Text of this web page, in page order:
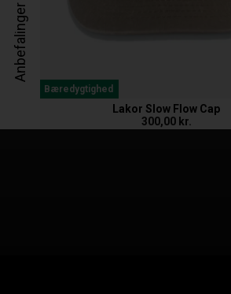
Anbefalinger
Bæredygtighed
Lakor Slow Flow Cap
300,00 kr.